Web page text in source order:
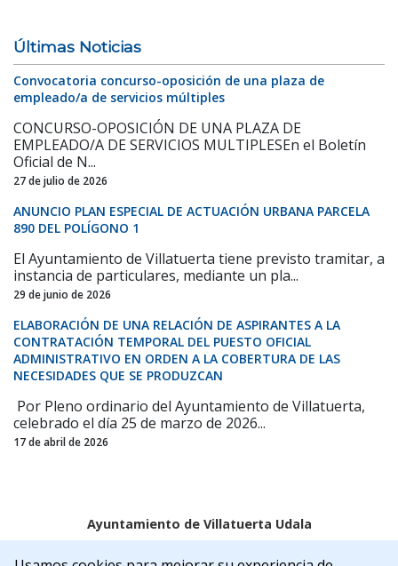
Últimas Noticias
Convocatoria concurso-oposición de una plaza de
empleado/a de servicios múltiples
CONCURSO-OPOSICIÓN DE UNA PLAZA DE
EMPLEADO/A DE SERVICIOS MULTIPLESEn el Boletín
Oficial de N...
27 de julio de 2026
ANUNCIO PLAN ESPECIAL DE ACTUACIÓN URBANA PARCELA
890 DEL POLÍGONO 1
El Ayuntamiento de Villatuerta tiene previsto tramitar, a
instancia de particulares, mediante un pla...
29 de junio de 2026
ELABORACIÓN DE UNA RELACIÓN DE ASPIRANTES A LA
CONTRATACIÓN TEMPORAL DEL PUESTO OFICIAL
ADMINISTRATIVO EN ORDEN A LA COBERTURA DE LAS
NECESIDADES QUE SE PRODUZCAN
Por Pleno ordinario del Ayuntamiento de Villatuerta,
celebrado el día 25 de marzo de 2026...
17 de abril de 2026
Ayuntamiento de Villatuerta Udala